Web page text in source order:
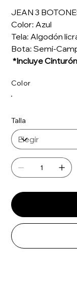
JEAN 3
Color: Azul
Tela: Algodón
Bota: Semi-
*Incluye
Color
Talla